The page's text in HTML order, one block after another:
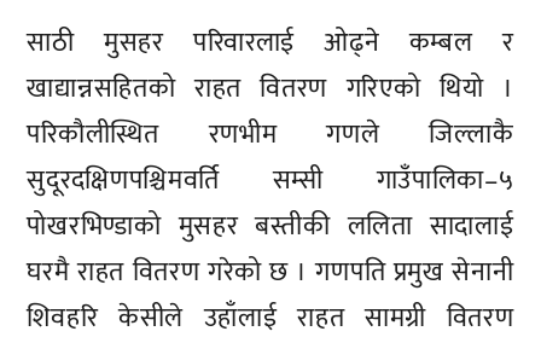
साठी मुसहर परिवारलाई ओढ्ने कम्बल र
खाद्यान्नसहितको राहत वितरण गरिएको थियो ।
परिकौलीस्थित रणभीम गणले जिल्लाकै
सुदूरदक्षिणपश्चिमवर्ति सम्सी गाउँपालिका–५
पोखरभिण्डाको मुसहर बस्तीकी ललिता सादालाई
घरमै राहत वितरण गरेको छ । गणपति प्रमुख सेनानी
शिवहरि केसीले उहाँलाई राहत सामग्री वितरण